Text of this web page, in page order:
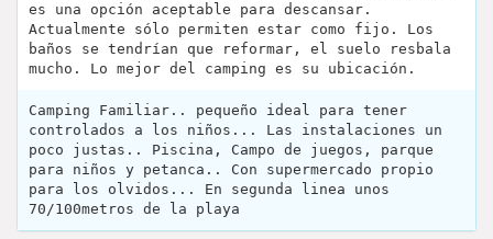
es una opción aceptable para descansar.
Actualmente sólo permiten estar como fijo. Los
baños se tendrían que reformar, el suelo resbala
mucho. Lo mejor del camping es su ubicación.
Camping Familiar.. pequeño ideal para tener
controlados a los niños... Las instalaciones un
poco justas.. Piscina, Campo de juegos, parque
para niños y petanca.. Con supermercado propio
para los olvidos... En segunda linea unos
70/100metros de la playa